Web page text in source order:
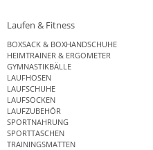
Laufen & Fitness
BOXSACK & BOXHANDSCHUHE
HEIMTRAINER & ERGOMETER
GYMNASTIKBÄLLE
LAUFHOSEN
LAUFSCHUHE
LAUFSOCKEN
LAUFZUBEHÖR
SPORTNAHRUNG
SPORTTASCHEN
TRAININGSMATTEN